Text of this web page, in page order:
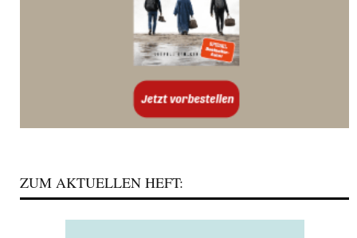
ZUM AKTUELLEN HEFT: